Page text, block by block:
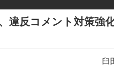
違反コメント対策強
臼